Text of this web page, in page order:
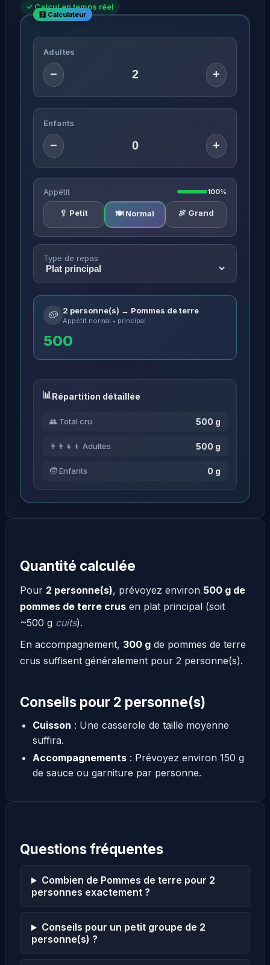
✓ Calcul en temps réel
Adultes
− +
Enfants
− +
Appétit 100%
🥄 Petit 🍽️ Normal 🍖 Grand
Type de repas
🥔 2 personne(s) → Pommes de terre
Appétit normal • principal
500
Répartition détaillée
👥 Total cru 500 g
👨‍👩‍👧‍👦 Adultes 500 g
🧒 Enfants 0 g
Quantité calculée
Pour 2 personne(s), prévoyez environ 500 g de
pommes de terre crus en plat principal (soit
~500 g cuits).
En accompagnement, 300 g de pommes de terre
crus suffisent généralement pour 2 personne(s).
Conseils pour 2 personne(s)
Cuisson : Une casserole de taille moyenne
suffira.
Accompagnements: Prévoyez environ 150 g
de sauce ou garniture par personne.
Questions fréquentes
Combien de Pommes de terre pour 2
personnes exactement ?
Conseils pour un petit groupe de 2
personne(s) ?